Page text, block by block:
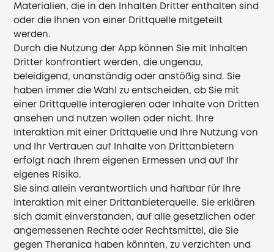
Materialien, die in den Inhalten Dritter enthalten sind
oder die Ihnen von einer Drittquelle mitgeteilt
werden.
Durch die Nutzung der App können Sie mit Inhalten
Dritter konfrontiert werden, die ungenau,
beleidigend, unanständig oder anstößig sind. Sie
haben immer die Wahl zu entscheiden, ob Sie mit
einer Drittquelle interagieren oder Inhalte von Dritten
ansehen und nutzen wollen oder nicht. Ihre
Interaktion mit einer Drittquelle und Ihre Nutzung von
und Ihr Vertrauen auf Inhalte von Drittanbietern
erfolgt nach Ihrem eigenen Ermessen und auf Ihr
eigenes Risiko.
Sie sind allein verantwortlich und haftbar für Ihre
Interaktion mit einer Drittanbieterquelle. Sie erklären
sich damit einverstanden, auf alle gesetzlichen oder
angemessenen Rechte oder Rechtsmittel, die Sie
gegen Theranica haben könnten, zu verzichten und